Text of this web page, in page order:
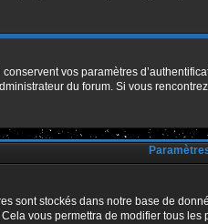
vos paramètres
du forum. Si vous
sont stockés dans notre base de
vous permettra de modifier tous